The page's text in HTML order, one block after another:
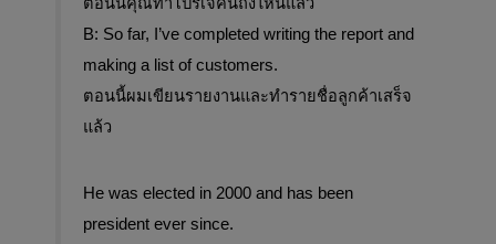
B: So far, I’ve completed writing the report and
making a list of customers.
ตอนนี้ผมเขียนรายงานและทำรายชื่อลูกค้าเสร็จ
แล้ว
He was elected in 2000 and has been
president ever since.